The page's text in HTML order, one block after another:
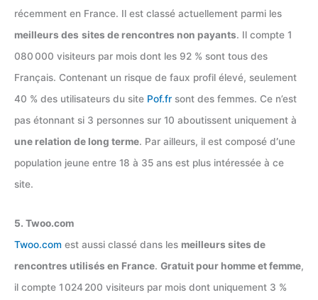
récemment en France. Il est classé actuellement parmi les
meilleurs des sites de rencontres non payants. Il compte 1
080 000 visiteurs par mois dont les 92 % sont tous des
Français. Contenant un risque de faux profil élevé, seulement
40 % des utilisateurs du site Pof.fr sont des femmes. Ce n’est
pas étonnant si 3 personnes sur 10 aboutissent uniquement à
une relation de long terme. Par ailleurs, il est composé d’une
population jeune entre 18 à 35 ans est plus intéressée à ce
site.
5. Twoo.com
Twoo.com est aussi classé dans les meilleurs sites de
rencontres utilisés en France. Gratuit pour homme et femme,
il compte 1 024 200 visiteurs par mois dont uniquement 3 %